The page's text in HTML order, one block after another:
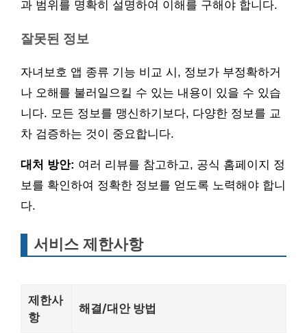
과 범위를 명확히 설명하여 이해를 구해야 합니다.
잘못된 정보
자녀보호 앱 종류 기능 비교 시, 정보가 부정확하거
나 오해를 불러일으킬 수 있는 내용이 있을 수 있습
니다. 모든 정보를 맹신하기보다, 다양한 정보를 교
차 검증하는 것이 중요합니다.
대처 방안: 여러 리뷰를 참고하고, 공식 홈페이지 정
보를 확인하여 정확한 정보를 얻도록 노력해야 합니
다.
서비스 제한사항
제한사
항
해결/대안 방법